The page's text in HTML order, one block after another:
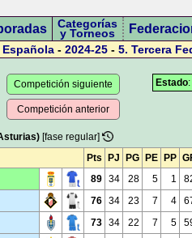
Categorías
y Torneos
Española - 2024-25 - 5. Tercera
Estado
Competición siguiente
Competición anterior
[fase regular]
Pts PJ PG PE PP
89 34 28 5 1
76 34 23 7 4
73 34 22 7 5